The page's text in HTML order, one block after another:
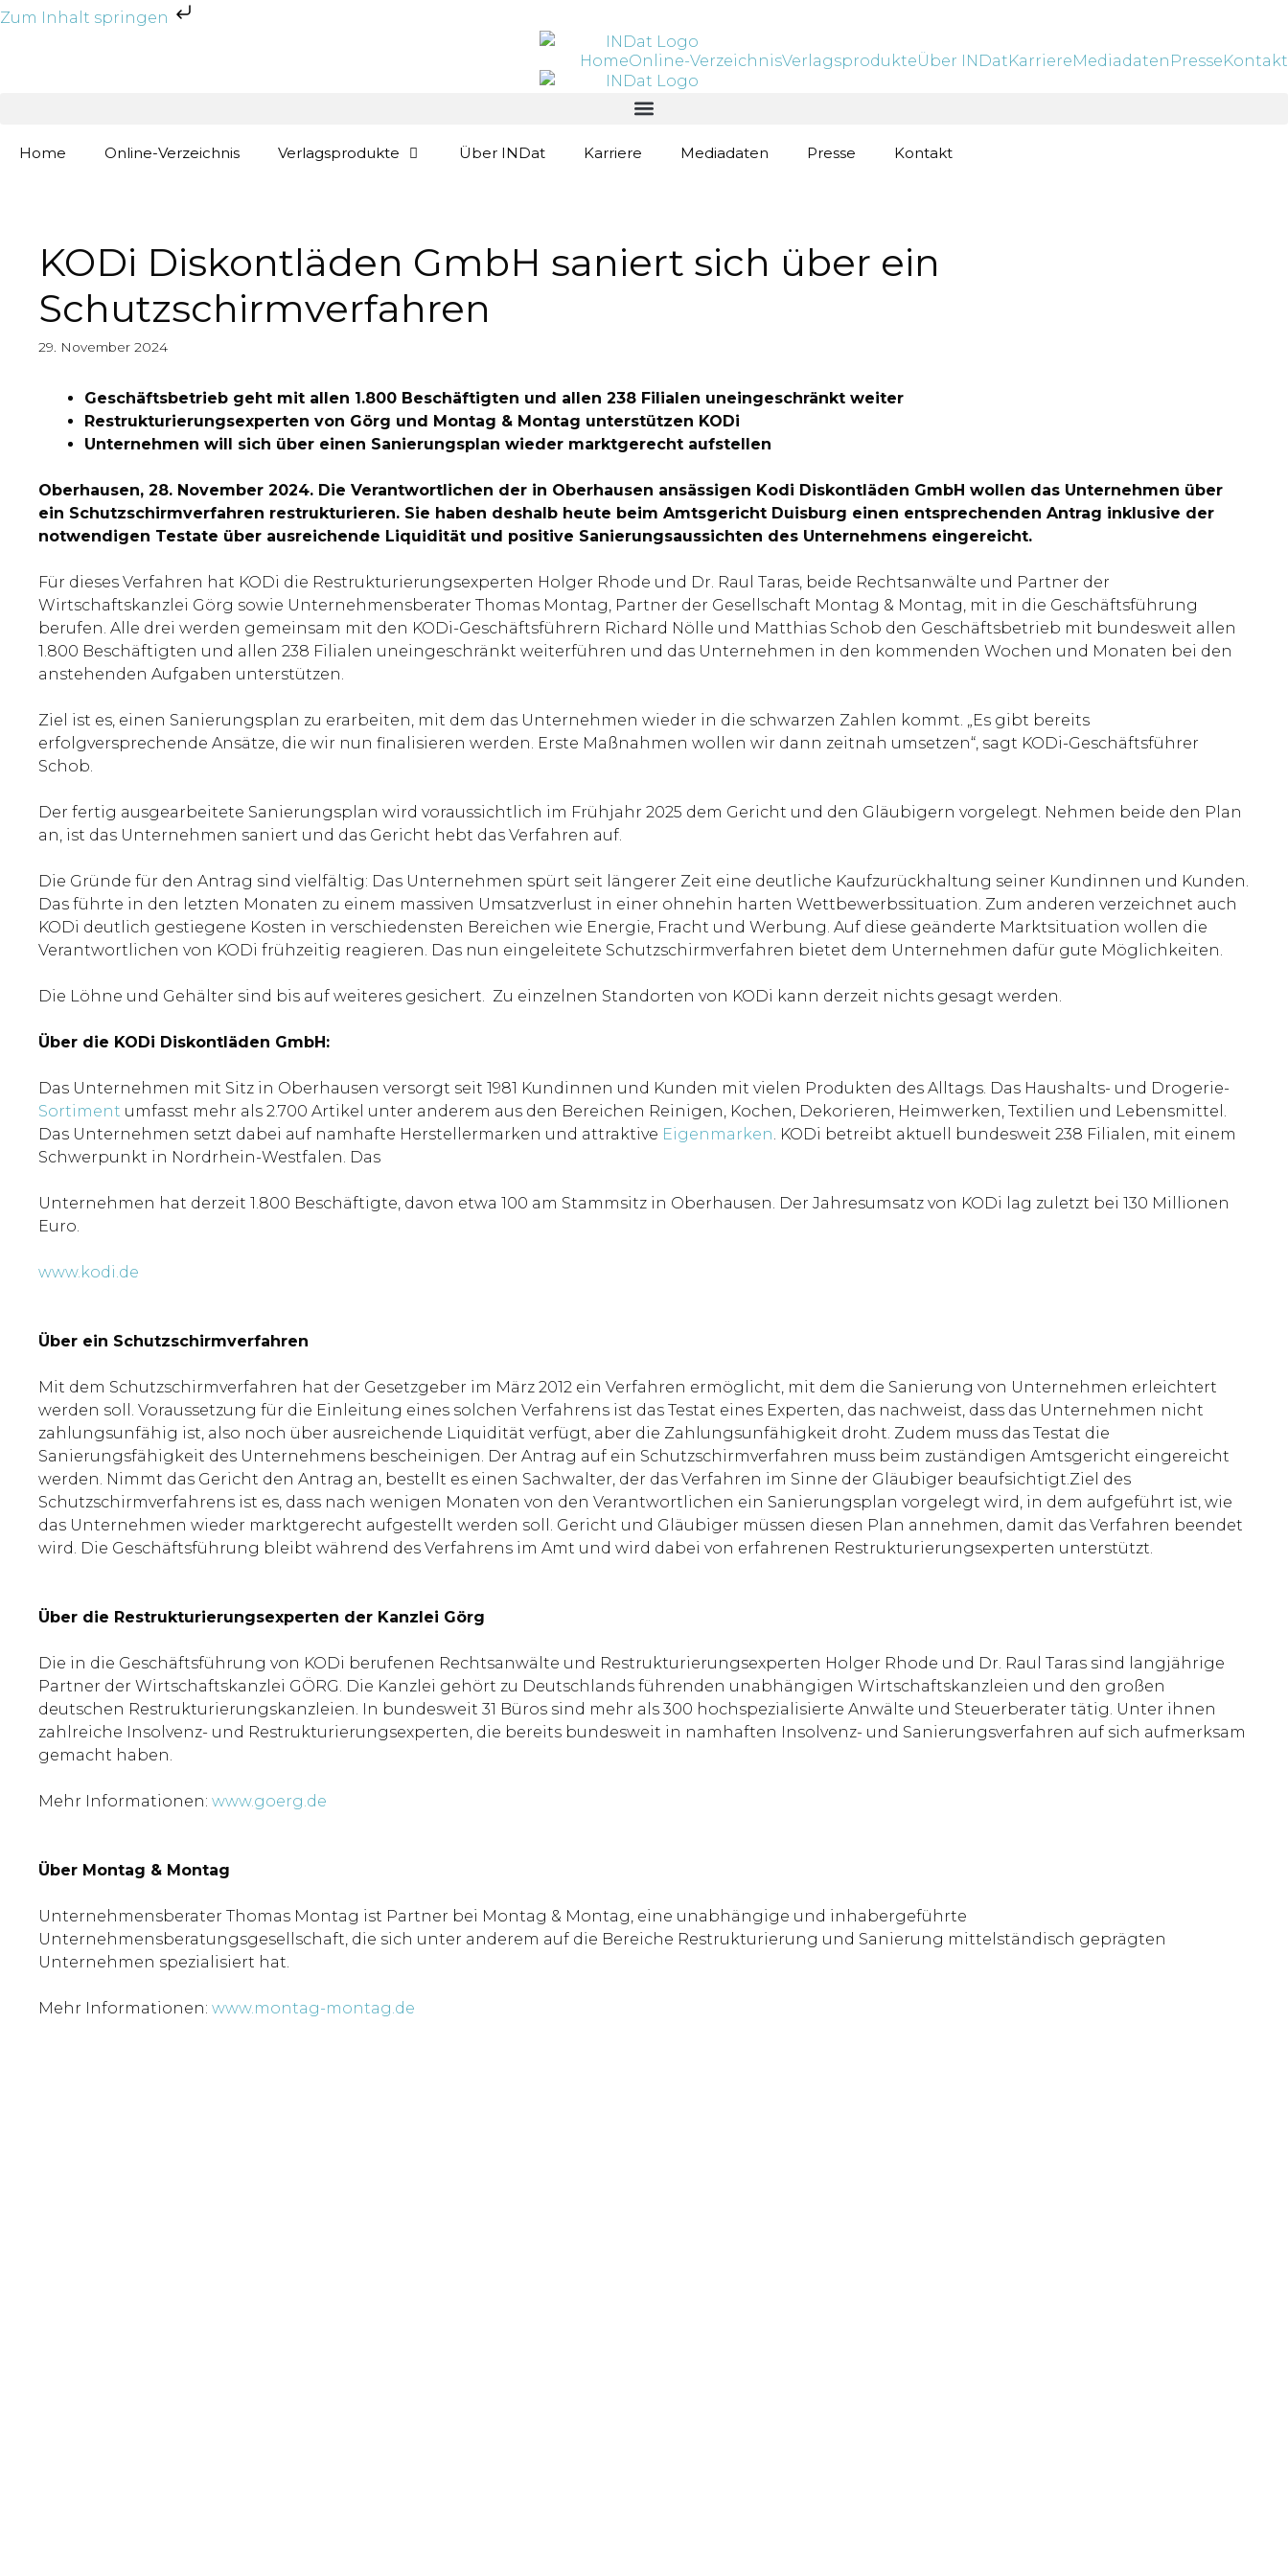
Zum Inhalt springen
HomeOnline-VerzeichnisVerlagsprodukteÜber INDatKarriereMediadaten PresseKontakt
Home Online-Verzeichnis Verlagsprodukte Über INDat Karriere Mediadaten Presse Kontakt
KODi Diskontläden GmbH saniert sich über ein
Schutzschirmverfahren
29. November 2024
Geschäftsbetrieb geht mit allen 1.800 Beschäftigten und allen 238 Filialen uneingeschränkt weiter
Restrukturierungsexperten von Görg und Montag & Montag unterstützen KODi
Unternehmen will sich über einen Sanierungsplan wieder marktgerecht aufstellen
Oberhausen, 28. November 2024. Die Verantwortlichen der in Oberhausen ansässigen Kodi Diskontläden GmbH wollen das Unternehmen über
ein Schutzschirmverfahren restrukturieren. Sie haben deshalb heute beim Amtsgericht Duisburg einen entsprechenden Antrag inklusive der
notwendigen Testate über ausreichende Liquidität und positive Sanierungsaussichten des Unternehmens eingereicht.
Für dieses Verfahren hat KODi die Restrukturierungsexperten Holger Rhode und Dr. Raul Taras, beide Rechtsanwälte und Partner der
Wirtschaftskanzlei Görg sowie Unternehmensberater Thomas Montag, Partner der Gesellschaft Montag & Montag, mit in die Geschäftsführung
berufen. Alle drei werden gemeinsam mit den KODi-Geschäftsführern Richard Nölle und Matthias Schob den Geschäftsbetrieb mit bundesweit allen
1.800 Beschäftigten und allen 238 Filialen uneingeschränkt weiterführen und das Unternehmen in den kommenden Wochen und Monaten bei den
anstehenden Aufgaben unterstützen.
Ziel ist es, einen Sanierungsplan zu erarbeiten, mit dem das Unternehmen wieder in die schwarzen Zahlen kommt. „Es gibt bereits
erfolgversprechende Ansätze, die wir nun finalisieren werden. Erste Maßnahmen wollen wir dann zeitnah umsetzen“, sagt KODi-Geschäftsführer
Schob.
Der fertig ausgearbeitete Sanierungsplan wird voraussichtlich im Frühjahr 2025 dem Gericht und den Gläubigern vorgelegt. Nehmen beide den Plan
an, ist das Unternehmen saniert und das Gericht hebt das Verfahren auf.
Die Gründe für den Antrag sind vielfältig: Das Unternehmen spürt seit längerer Zeit eine deutliche Kaufzurückhaltung seiner Kundinnen und Kunden.
Das führte in den letzten Monaten zu einem massiven Umsatzverlust in einer ohnehin harten Wettbewerbssituation. Zum anderen verzeichnet auch
KODi deutlich gestiegene Kosten in verschiedensten Bereichen wie Energie, Fracht und Werbung. Auf diese geänderte Marktsituation wollen die
Verantwortlichen von KODi frühzeitig reagieren. Das nun eingeleitete Schutzschirmverfahren bietet dem Unternehmen dafür gute Möglichkeiten.
Die Löhne und Gehälter sind bis auf weiteres gesichert. Zu einzelnen Standorten von KODi kann derzeit nichts gesagt werden.
Über die KODi Diskontläden GmbH:
Das Unternehmen mit Sitz in Oberhausen versorgt seit 1981 Kundinnen und Kunden mit vielen Produkten des Alltags. Das Haushalts- und Drogerie-
Sortiment umfasst mehr als 2.700 Artikel unter anderem aus den Bereichen Reinigen, Kochen, Dekorieren, Heimwerken, Textilien und Lebensmittel.
Das Unternehmen setzt dabei auf namhafte Herstellermarken und attraktive Eigenmarken. KODi betreibt aktuell bundesweit 238 Filialen, mit einem
Schwerpunkt in Nordrhein-Westfalen. Das
Unternehmen hat derzeit 1.800 Beschäftigte, davon etwa 100 am Stammsitz in Oberhausen. Der Jahresumsatz von KODi lag zuletzt bei 130 Millionen
Euro.
www.kodi.de
Über ein Schutzschirmverfahren
Mit dem Schutzschirmverfahren hat der Gesetzgeber im März 2012 ein Verfahren ermöglicht, mit dem die Sanierung von Unternehmen erleichtert
werden soll. Voraussetzung für die Einleitung eines solchen Verfahrens ist das Testat eines Experten, das nachweist, dass das Unternehmen nicht
zahlungsunfähig ist, also noch über ausreichende Liquidität verfügt, aber die Zahlungsunfähigkeit droht. Zudem muss das Testat die
Sanierungsfähigkeit des Unternehmens bescheinigen. Der Antrag auf ein Schutzschirmverfahren muss beim zuständigen Amtsgericht eingereicht
werden. Nimmt das Gericht den Antrag an, bestellt es einen Sachwalter, der das Verfahren im Sinne der Gläubiger beaufsichtigt.Ziel des
Schutzschirmverfahrens ist es, dass nach wenigen Monaten von den Verantwortlichen ein Sanierungsplan vorgelegt wird, in dem aufgeführt ist, wie
das Unternehmen wieder marktgerecht aufgestellt werden soll. Gericht und Gläubiger müssen diesen Plan annehmen, damit das Verfahren beendet
wird. Die Geschäftsführung bleibt während des Verfahrens im Amt und wird dabei von erfahrenen Restrukturierungsexperten unterstützt.
Über die Restrukturierungsexperten der Kanzlei Görg
Die in die Geschäftsführung von KODi berufenen Rechtsanwälte und Restrukturierungsexperten Holger Rhode und Dr. Raul Taras sind langjährige
Partner der Wirtschaftskanzlei GÖRG. Die Kanzlei gehört zu Deutschlands führenden unabhängigen Wirtschaftskanzleien und den großen
deutschen Restrukturierungskanzleien. In bundesweit 31 Büros sind mehr als 300 hochspezialisierte Anwälte und Steuerberater tätig. Unter ihnen
zahlreiche Insolvenz- und Restrukturierungsexperten, die bereits bundesweit in namhaften Insolvenz- und Sanierungsverfahren auf sich aufmerksam
gemacht haben.
Mehr Informationen: www.goerg.de
Über Montag & Montag
Unternehmensberater Thomas Montag ist Partner bei Montag & Montag, eine unabhängige und inhabergeführte
Unternehmensberatungsgesellschaft, die sich unter anderem auf die Bereiche Restrukturierung und Sanierung mittelständisch geprägten
Unternehmen spezialisiert hat.
Mehr Informationen: www.montag-montag.de